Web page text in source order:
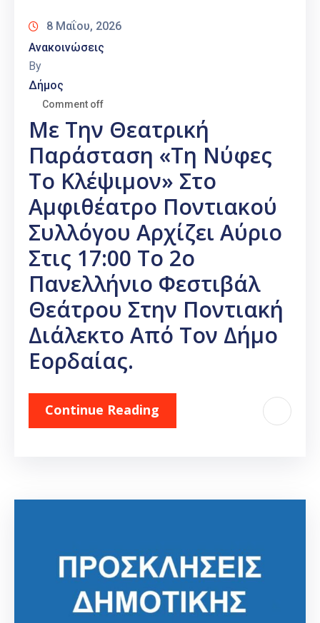
8 Μαΐου, 2026
Ανακοινώσεις
By
Δήμος
Comment off
Με Την Θεατρική
Παράσταση «Τη Νύφες
Το Κλέψιμον» Στο
Αμφιθέατρο Ποντιακού
Συλλόγου Αρχίζει Αύριο
Στις 17:00 Το 2ο
Πανελλήνιο Φεστιβάλ
Θεάτρου Στην Ποντιακή
Διάλεκτο Από Τον Δήμο
Εορδαίας.
Continue Reading